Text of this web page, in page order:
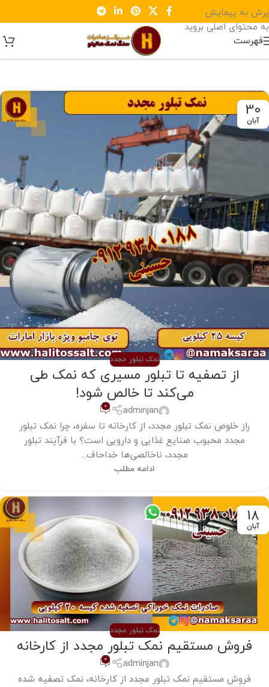
پرش به پیمایش
به محتوای اصلی بروید
فهرست
30
آبان
نمک تبلور مجدد
از تصفیه تا تبلور مسیری که نمک طی
می‌کند تا خالص شود!
adminjan
0
راز خلوص نمک تبلور مجدد، از کارخانه تا سفره، چرا نمک تبلور
مجدد محبوب صنایع غذایی و دارویی است؟ با فرآیند تبلور
مجدد، ناخالصی‌ها خداحاف...
ادامه مطلب
18
آبان
نمک تبلور مجدد
فروش مستقیم نمک تبلور مجدد از کارخانه
adminjan
0
فروش مستقیم نمک تبلور مجدد از کارخانه، نمک تصفیه شده